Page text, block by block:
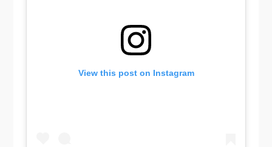
View this post on Instagram